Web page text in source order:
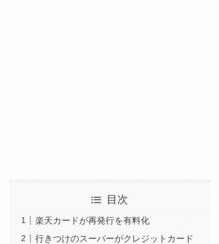
目次
楽天カードが再発行を有料化
行きつけのスーパーがクレジットカード